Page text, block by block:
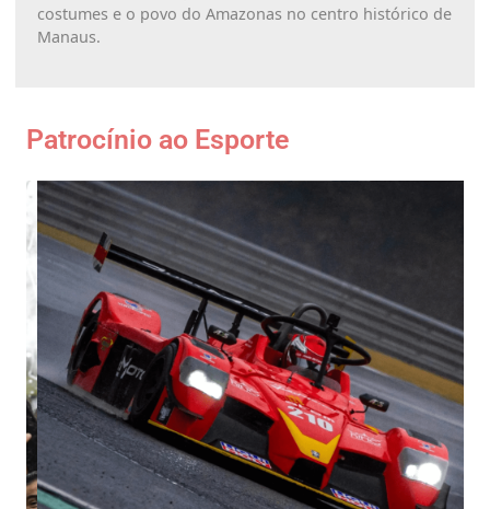
costumes e o povo do Amazonas no centro histórico de
Manaus.
Patrocínio ao Esporte